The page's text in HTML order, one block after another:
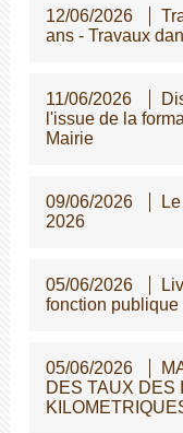
12/06/2026
ans - Travaux
11/06/2026
l'issue de la
Mairie
09/06/2026
2026
05/06/2026
fonction publique
05/06/2026
DES TAUX DES